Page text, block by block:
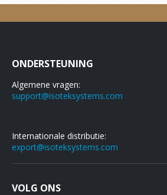
ONDERSTEUNING
Algemene vragen:
support@isoteksystems.com
Internationale distributie:
export@isoteksystems.com
VOLG ONS